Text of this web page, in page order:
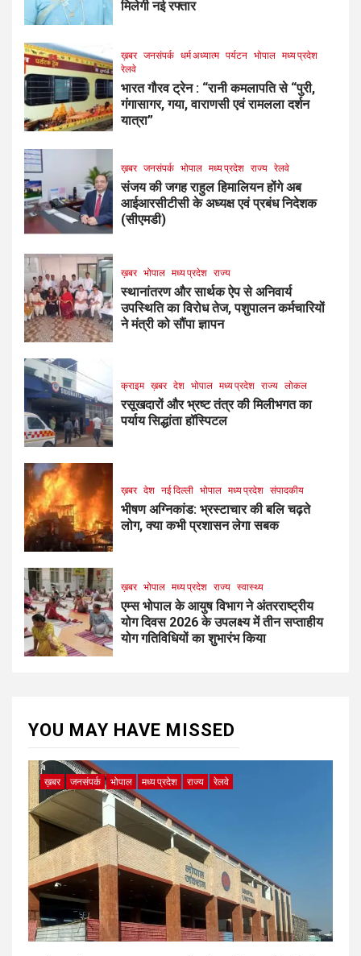
मिलेगी नई रफ्तार
ख़बर जनसंपर्क धर्म अध्यात्म पर्यटन भोपाल मध्य प्रदेश
रेलवे
भारत गौरव ट्रेन : “रानी कमलापति से “पुरी,
गंगासागर, गया, वाराणसी एवं रामलला दर्शन
यात्रा”
ख़बर जनसंपर्क भोपाल मध्य प्रदेश राज्य रेलवे
संजय की जगह राहुल हिमालियन होंगे अब
आईआरसीटीसी के अध्यक्ष एवं प्रबंध निदेशक
(सीएमडी)
ख़बर भोपाल मध्य प्रदेश राज्य
स्थानांतरण और सार्थक ऐप से अनिवार्य
उपस्थिति का विरोध तेज, पशुपालन कर्मचारियों
ने मंत्री को सौंपा ज्ञापन
क्राइम ख़बर देश भोपाल मध्य प्रदेश राज्य लोकल
रसूखदारों और भ्रष्ट तंत्र की मिलीभगत का
पर्याय सिद्धांता हॉस्पिटल
ख़बर देश नई दिल्ली भोपाल मध्य प्रदेश संपादकीय
भीषण अग्निकांड: भ्रस्टाचार की बलि चढ़ते
लोग, क्या कभी प्रशासन लेगा सबक
ख़बर भोपाल मध्य प्रदेश राज्य स्वास्थ्य
एम्स भोपाल के आयुष विभाग ने अंतरराष्ट्रीय
योग दिवस 2026 के उपलक्ष्य में तीन सप्ताहीय
योग गतिविधियों का शुभारंभ किया
YOU MAY HAVE MISSED
ख़बर जनसंपर्क भोपाल मध्य प्रदेश राज्य रेलवे